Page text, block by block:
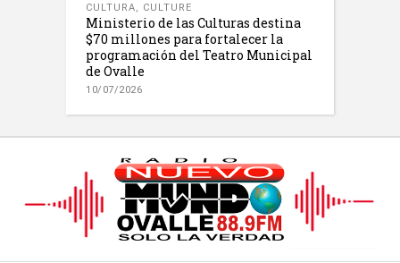
CULTURA, CULTURE
Ministerio de las Culturas destina
$70 millones para fortalecer la
programación del Teatro Municipal
de Ovalle
10/07/2026